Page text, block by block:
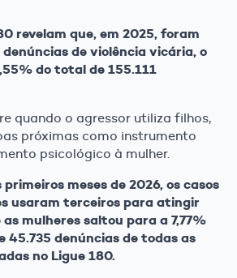
revelam que, em 2025, foram
de violência vicária, o
do total de 155.111
quando o agressor utiliza filhos,
próximas como instrumento
psicológico à mulher.
meses de 2026, os casos
usaram terceiros para atingir
mulheres saltou para a 7,77%
45.735 denúncias de todas as
no Ligue 180.